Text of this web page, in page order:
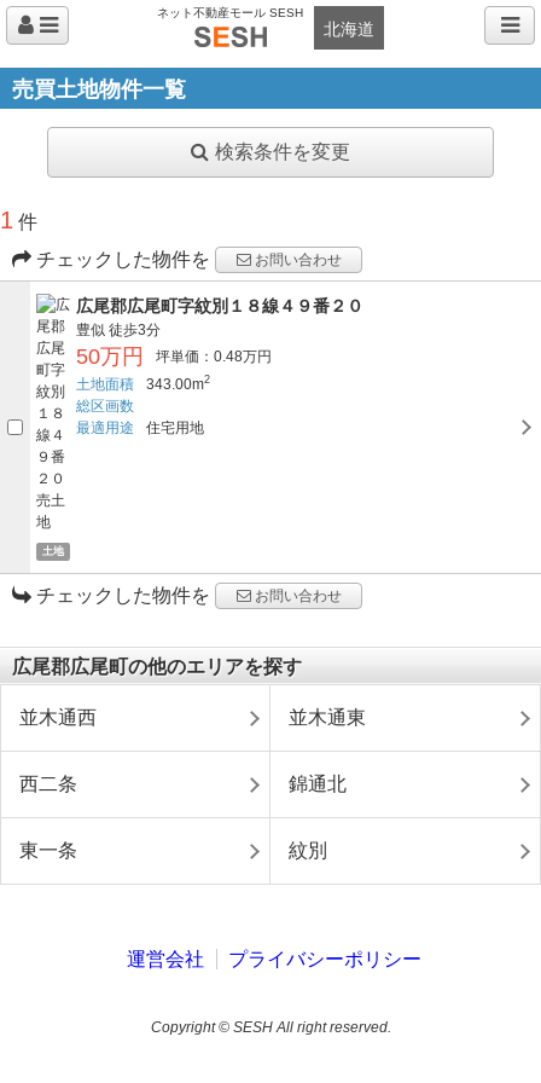
ネット不動産モール SESH
北海道
売買土地物件一覧
検索条件を変更
1 件
チェックした物件を
お問い合わせ
土地
広尾郡広尾町字紋別１８線４９番２０
豊似 徒歩3分
50万円
坪単価：0.48万円
土地面積
343.00m2
総区画数
最適用途
住宅用地
チェックした物件を お問い合わせ
広尾郡広尾町の他のエリアを探す
並木通西 並木通東
西二条 錦通北
東一条 紋別
運営会社 プライバシーポリシー
Copyright © SESH All right reserved.